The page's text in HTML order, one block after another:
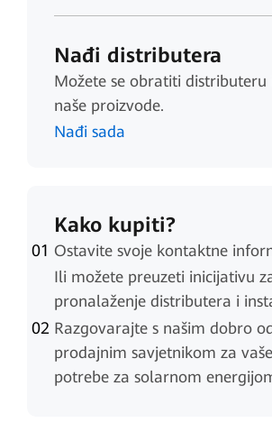
Nađi distributera
Možete se obratiti distributeru
naše proizvode.
Nađi sada
Kako kupiti?
Ostavite svoje kontaktne
Ili možete preuzeti inicijativu
pronalaženje distributera i
Razgovarajte s našim dobro
prodajnim savjetnikom za
potrebe za solarnom